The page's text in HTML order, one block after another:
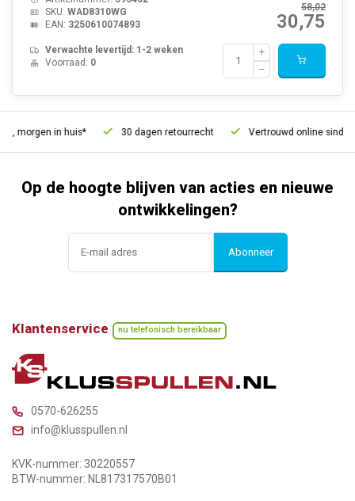
58,02
30,75
SKU: WAD8310WG
EAN: 3250610074893
Verwachte levertijd: 1-2 weken
Voorraad: 0
morgen in huis* 30 dagen retourrecht Vertrouwd online sinds
Op de hoogte blijven van acties en nieuwe
ontwikkelingen?
Abonneer
Klantenservice nu telefonisch bereikbaar
0570-626255
info@klusspullen.nl
KVK-nummer: 30220557
BTW-nummer: NL817317570B01